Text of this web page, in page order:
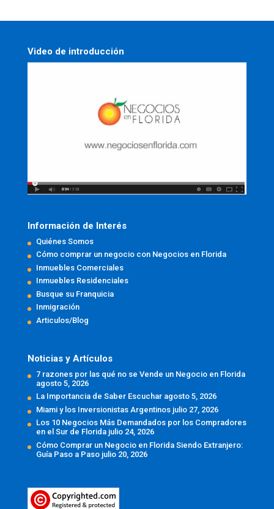
Video de introducción
Información de Interés
Quiénes Somos
Cómo comprar un negocio con Negocios en Florida
Inmuebles Comerciales
Inmuebles Residenciales
Busque su Franquicia
Inmigración
Articulos/Blog
Noticias y Artículos
7 razones por las qué no se Vende un Negocio en Florida
agosto 5, 2026
La Importancia de Saber Escuchar agosto 5, 2026
Miami y los Inversionistas Argentinos julio 27, 2026
Los 10 Negocios Más Demandados por los Compradores
en el Sur de Florida julio 24, 2026
Cómo Comprar un Negocio en Florida Siendo Extranjero:
Guía Paso a Paso julio 20, 2026